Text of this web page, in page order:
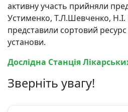
активну участь прийняли
Устименко, Т.Л.Шевченко, Н.І.
представили сортовий
установи.
Дослідна Станція
Зверніть увагу!